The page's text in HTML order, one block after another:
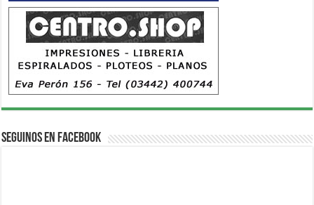
Seguinos en Facebook